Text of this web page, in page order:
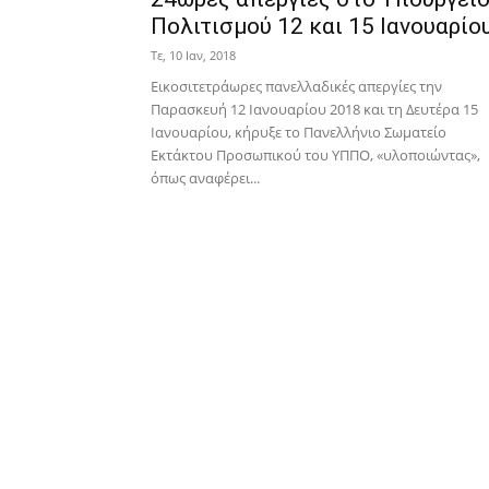
Πολιτισμού 12 και 15
Τε, 10 Ιαν, 2018
Εικοσιτετράωρες πανελλαδικές απεργίες την
Παρασκευή 12 Ιανουαρίου 2018 και τη Δευτέρα 15
Ιανουαρίου, κήρυξε το Πανελλήνιο Σωματείο
Εκτάκτου Προσωπικού του ΥΠΠΟ, «υλοποιώντας»,
όπως αναφέρει...